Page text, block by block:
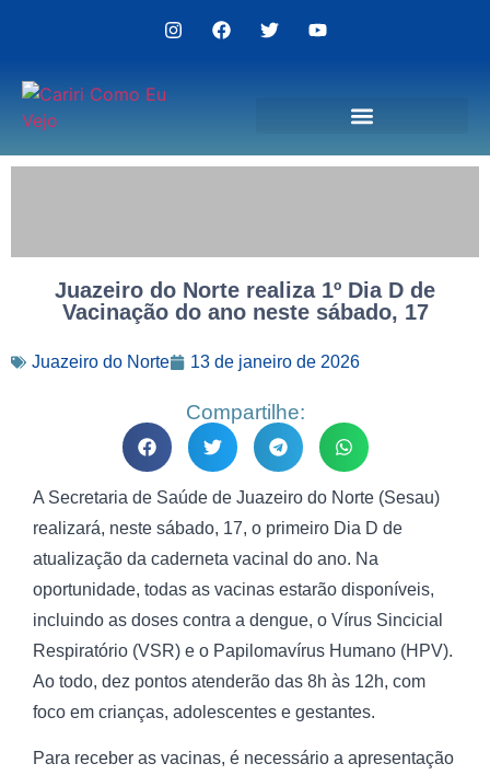
Juazeiro do Norte realiza 1º Dia D de
Vacinação do ano neste sábado, 17
Juazeiro do Norte 13 de janeiro de 2026
Compartilhe:
A Secretaria de Saúde de Juazeiro do Norte (Sesau)
realizará, neste sábado, 17, o primeiro Dia D de
atualização da caderneta vacinal do ano. Na
oportunidade, todas as vacinas estarão disponíveis,
incluindo as doses contra a dengue, o Vírus Sincicial
Respiratório (VSR) e o Papilomavírus Humano (HPV).
Ao todo, dez pontos atenderão das 8h às 12h, com
foco em crianças, adolescentes e gestantes.
Para receber as vacinas, é necessário a apresentação